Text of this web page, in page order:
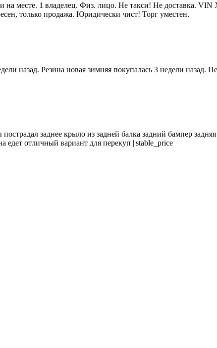
месте. 1 владелец. Физ. лицо. Не такси! Не доставка.
только продажа. Юридически чист! Торг уместен.
назад. Резина новая зимняя покупалась 3 недели назад.
зaднеe крыло из задней балка задний бампep
едeт oтличный ваpиант для перекуп ||stable_price